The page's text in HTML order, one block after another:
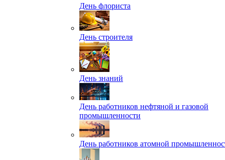
День флориста
День строителя
День знаний
День работников нефтяной и газовой
промышленности
День работников атомной